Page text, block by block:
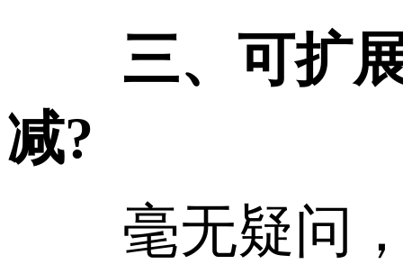
三、可扩展
减?
毫无疑问，